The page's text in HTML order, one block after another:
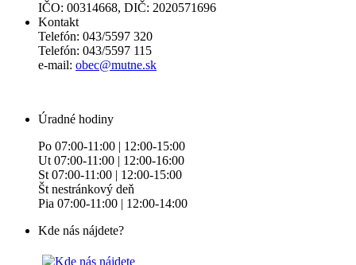
IČO: 00314668, DIČ: 2020571696
Kontakt
Telefón: 043/5597 320
Telefón: 043/5597 115
e-mail: obec@mutne.sk
Úradné hodiny
Po 07:00-11:00 | 12:00-15:00
Ut 07:00-11:00 | 12:00-16:00
St 07:00-11:00 | 12:00-15:00
Št nestránkový deň
Pia 07:00-11:00 | 12:00-14:00
Kde nás nájdete?